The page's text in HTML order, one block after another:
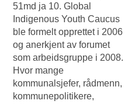
51md ja 10. Global
Indigenous Youth Caucus
ble formelt opprettet i 2006
og anerkjent av forumet
som arbeidsgruppe i 2008.
Hvor mange
kommunalsjefer, rådmenn,
kommunepolitikere,